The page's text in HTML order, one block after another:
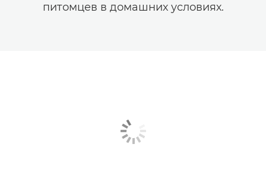
питомцев в домашних условиях.